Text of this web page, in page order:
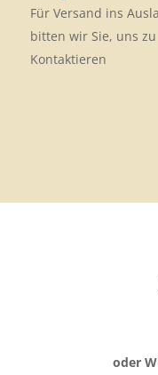
Für Versand ins
bitten wir Sie, uns zu
Kontaktieren
oder